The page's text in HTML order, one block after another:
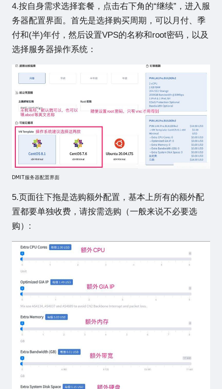
4.按自身需求选择套餐，点击右下角的“继续”，进入服
务器配置界面。首先是选择购买周期，可以月付、季
付和(半)年付，然后设置VPS的名称和root密码，以及
选择服务器操作系统：
DMIT服务器配置界面
5.页面往下拖是选购额外配置，基本上所有的额外配
置都要单独收费，请按需选购（一般来说不必要选
购）: